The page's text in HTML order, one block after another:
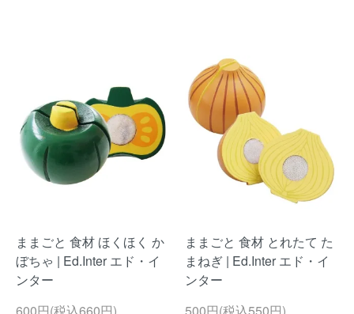
ままごと 食材 ほくほく か
ぼちゃ | Ed.Inter エド・イ
ンター
ままごと 食材 とれたて た
まねぎ | Ed.Inter エド・イ
ンター